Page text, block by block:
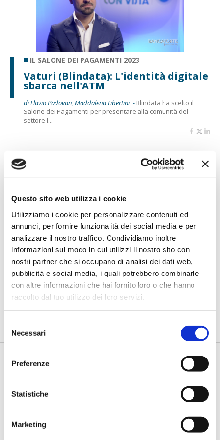
Questo sito web utilizza i cookie
Utilizziamo i cookie per personalizzare contenuti ed
annunci, per fornire funzionalità dei social media e per
analizzare il nostro traffico. Condividiamo inoltre
informazioni sul modo in cui utilizzi il nostro sito con i
nostri partner che si occupano di analisi dei dati web,
pubblicità e social media, i quali potrebbero combinarle
con altre informazioni che hai fornito loro o che hanno
raccolto dal tuo utilizzo dei loro servizi.
delNecessari
Preferenze
Statistiche
Marketing
IL SALONE DEI PAGAMENTI 2023
Vaturi (Blindata): L'identità digitale
sbarca nell'ATM
di Flavio Padovan, Maddalena Libertini - Blindata ha scelto il
Salone dei Pagamenti per presentare alla comunità del
settore l...
IL SALONE DEI PAGAMENTI 2023
Conti virtuali, con VAM di Intesa
Sanpaolo si gestiscono in modalità
self-service
di Flavio Padovan, Maddalena Libertini -Si chiama VAM - Virtual